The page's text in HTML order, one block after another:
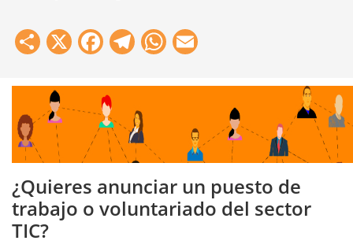
Share
X Facebook
Telegram
WhatsApp
¿Quieres anunciar un puesto de
trabajo o voluntariado del sector
TIC?